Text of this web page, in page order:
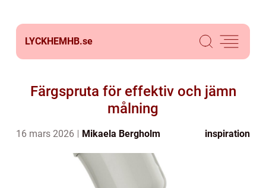
LYCKHEMHB.se
Färgspruta för effektiv och jämn
målning
16 mars 2026 Mikaela Bergholm inspiration